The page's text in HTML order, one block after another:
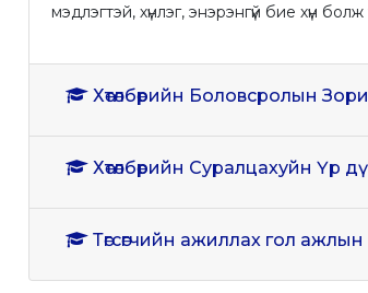
мэдлэгтэй, хүнлэг, энэрэнгүй бие хүн
Хөтөлбөрийн Боловсролын
Хөтөлбөрийн Суралцахуйн Үр
Төгсөгчийн ажиллах гол